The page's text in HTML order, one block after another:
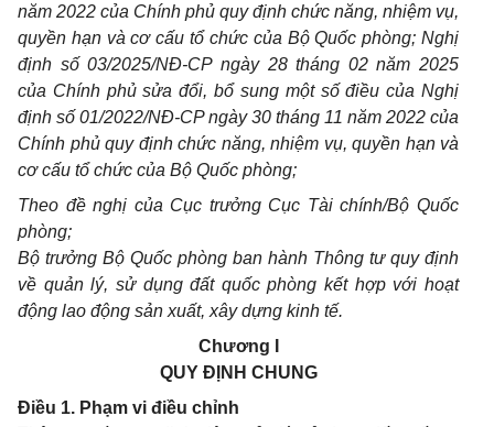
năm 2022 của Chính phủ quy định chức năng, nhiệm vụ,
quyền hạn và cơ cấu tổ chức của Bộ Quốc phòng; Nghị
định số 03/2025/NĐ-CP ngày 28 tháng 02 năm 2025
của Chính phủ sửa đổi, bổ sung một số điều của Nghị
định số 01/2022/NĐ-CP ngày 30 tháng 11 năm 2022 của
Chính phủ quy định chức năng, nhiệm vụ, quyền hạn và
cơ cấu tổ chức của Bộ Quốc phòng;
Theo đề nghị của Cục trưởng Cục Tài chính/Bộ Quốc
phòng;
Bộ trưởng Bộ Quốc phòng ban hành Thông tư quy định
về quản lý, sử dụng đất quốc phòng kết hợp với hoạt
động lao động sản xuất, xây dựng kinh tế.
Chương I
QUY ĐỊNH CHUNG
Điều 1. Phạm vi điều chỉnh